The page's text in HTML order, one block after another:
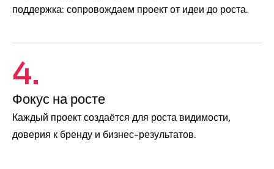
поддержка: сопровождаем проект от идеи до роста.
4.
Фокус на росте
Каждый проект создаётся для роста видимости,
доверия к бренду и бизнес-результатов.